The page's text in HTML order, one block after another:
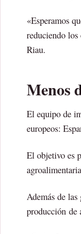
«Esperamos
reduciendo los
Riau.
Menos
El equipo de
europeos:
El objetivo es
Además de
producción de